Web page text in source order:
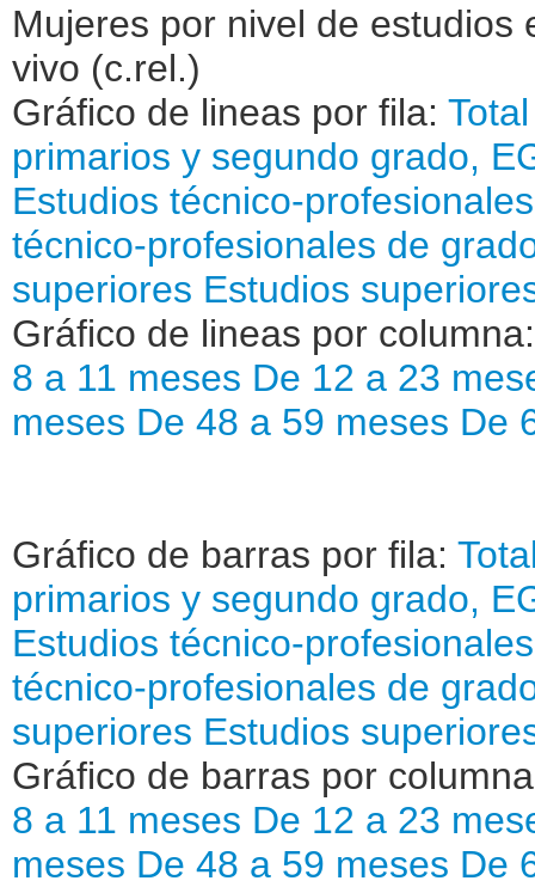
Mujeres por nivel de estudios
vivo (c.rel.)
Gráfico de lineas por fila: Total
primarios y segundo grado,
Estudios técnico-
técnico-profesionales de
superiores Estudios
Gráfico de lineas por
8 a 11 meses De 12 a 23
meses De 48 a 59 meses De
Gráfico de barras por fila:
primarios y segundo grado,
Estudios técnico-
técnico-profesionales de
superiores Estudios
Gráfico de barras por
8 a 11 meses De 12 a 23
meses De 48 a 59 meses De